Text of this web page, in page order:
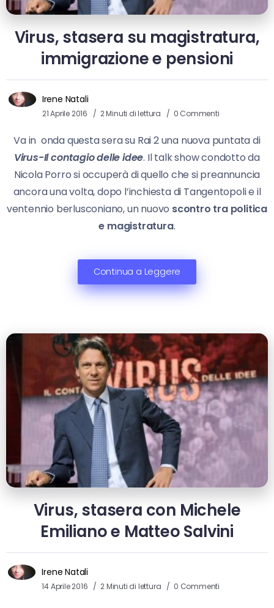
Virus, stasera su magistratura,
immigrazione e pensioni
Irene Natali
21 Aprile 2016 2 Minuti di lettura 0 Commenti
Va in onda questa sera su Rai 2 una nuova puntata di
Virus-Il contagio delle idee. Il talk show condotto da
Nicola Porro si occuperà di quello che si preannuncia
ancora una volta, dopo l’inchiesta di Tangentopoli e il
ventennio berlusconiano, un nuovo scontro tra politica
e magistratura.
Continua a Leggere
Virus, stasera con Michele
Emiliano e Matteo Salvini
Irene Natali
14 Aprile 2016 2 Minuti di lettura 0 Commenti